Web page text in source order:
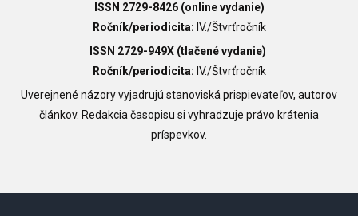
ISSN 2729-8426 (online vydanie)
Ročník/periodicita: IV./Štvrťročník
ISSN 2729-949X (tlačené vydanie)
Ročník/periodicita: IV./Štvrťročník
Uverejnené názory vyjadrujú stanoviská prispievateľov, autorov
článkov. Redakcia časopisu si vyhradzuje právo krátenia
príspevkov.